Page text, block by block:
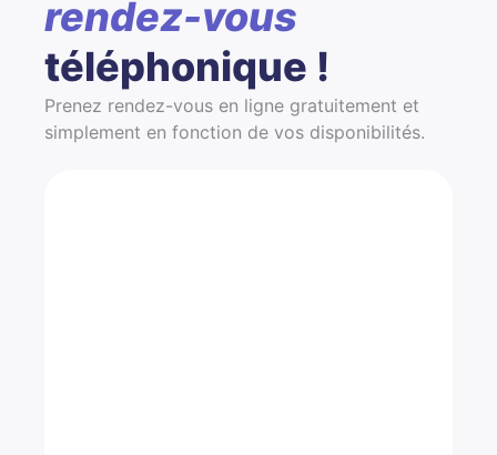
rendez-vous
téléphonique !
Prenez rendez-vous en ligne gratuitement et
simplement en fonction de vos disponibilités.